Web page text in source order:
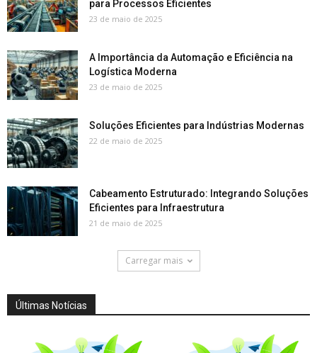
para Processos Eficientes
23 de maio de 2025
A Importância da Automação e Eficiência na
Logística Moderna
23 de maio de 2025
Soluções Eficientes para Indústrias Modernas
22 de maio de 2025
Cabeamento Estruturado: Integrando Soluções
Eficientes para Infraestrutura
21 de maio de 2025
Carregar mais
Últimas Notícias